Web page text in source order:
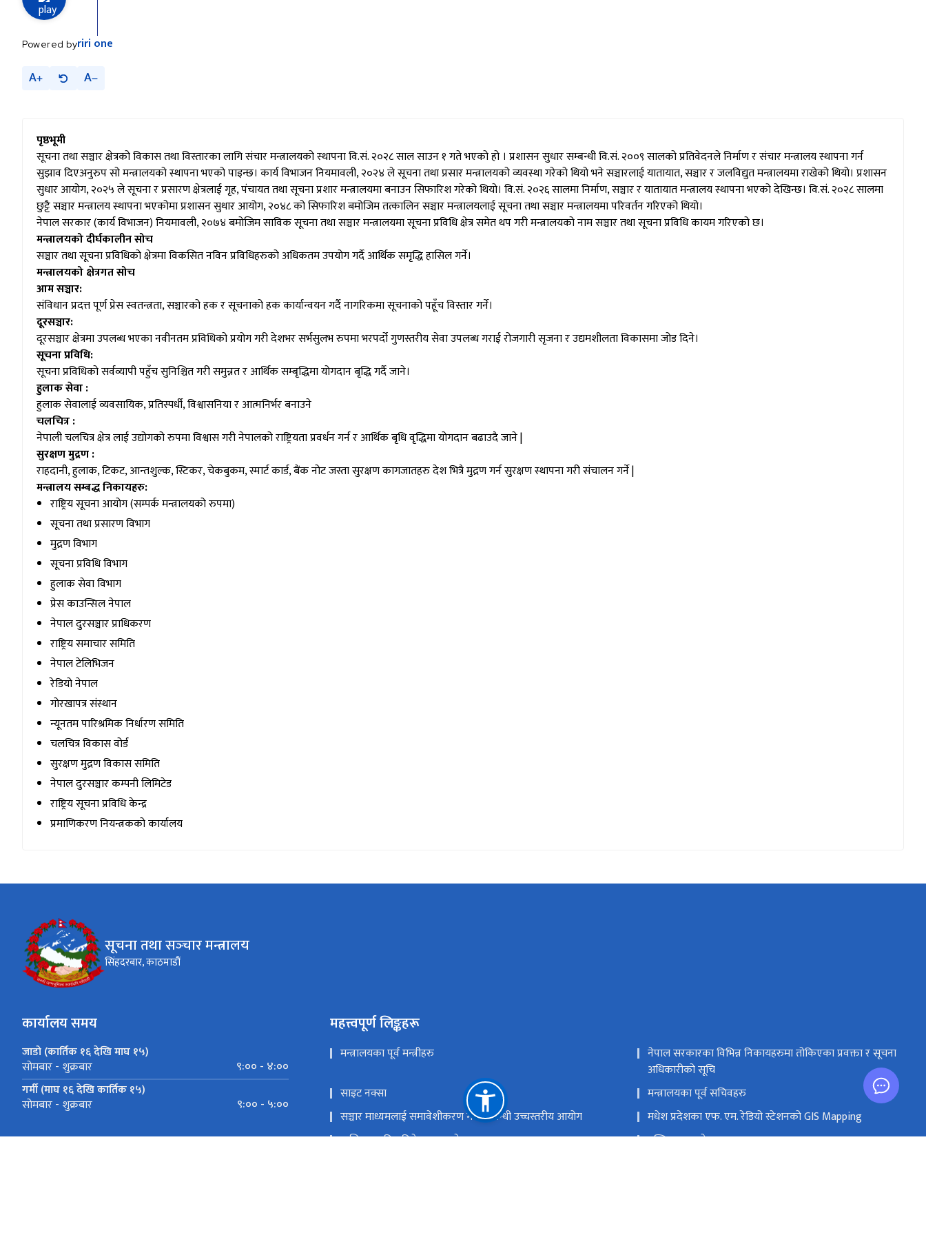
Powered byriri one
A A
पृष्ठभूमी
सूचना तथा सञ्चार क्षेत्रको विकास तथा विस्तारका लागि संचार मन्त्रालयको स्थापना वि.सं. २०२८ साल साउन १ गते भएको हो । प्रशासन सुधार सम्बन्धी वि.सं. २००९ सालको प्रतिवेदनले निर्माण र संचार मन्त्रालय स्थापना गर्न
सुझाव दिएअनुरुप सो मन्त्रालयको स्थापना भएको पाइन्छ। कार्य विभाजन नियमावली, २०२४ ले सूचना तथा प्रसार मन्त्रालयको व्यवस्था गरेको थियो भने सञ्चारलाई यातायात, सञ्चार र जलविद्युत मन्त्रालयमा राखेको थियो। प्रशासन
सुधार आयोग, २०२५ ले सूचना र प्रसारण क्षेत्रलाई गृह, पंचायत तथा सूचना प्रशार मन्त्रालयमा बनाउन सिफारिश गरेको थियो। वि.सं. २०२६ सालमा निर्माण, सञ्चार र यातायात मन्त्रालय स्थापना भएको देखिन्छ। वि.सं. २०२८ सालमा
छुट्टै सञ्चार मन्त्रालय स्थापना भएकोमा प्रशासन सुधार आयोग, २०४८ को सिफारिश बमोजिम तत्कालिन सञ्चार मन्त्रालयलाई सूचना तथा सञ्चार मन्त्रालयमा परिवर्तन गरिएको थियो।
नेपाल सरकार (कार्य विभाजन) नियमावली, २०७४ बमोजिम साविक सूचना तथा सञ्चार मन्त्रालयमा सूचना प्रविधि क्षेत्र समेत थप गरी मन्त्रालयको नाम सञ्चार तथा सूचना प्रविधि कायम गरिएको छ।
मन्त्रालयको दीर्घकालीन सोच
सञ्चार तथा सूचना प्रविधिको क्षेत्रमा विकसित नविन प्रविधिहरुको अधिकतम उपयोग गर्दै आर्थिक समृद्धि हासिल गर्ने।
मन्त्रालयको क्षेत्रगत सोच
आम सञ्चार:
संविधान प्रदत्त पूर्ण प्रेस स्वतन्त्रता, सञ्चारको हक र सूचनाको हक कार्यान्वयन गर्दै नागरिकमा सूचनाको पहूँच विस्तार गर्ने।
दूरसञ्चार:
दूरसञ्चार क्षेत्रमा उपलब्ध भएका नवीनतम प्रविधिको प्रयोग गरी देशभर सर्भसुलभ रुपमा भरपर्दो गुणस्तरीय सेवा उपलब्ध गराई रोजगारी सृजना र उद्यमशीलता विकासमा जोड दिने।
सूचना प्रविधि:
सूचना प्रविधिको सर्वव्यापी पहुँच सुनिश्चित गरी समुन्नत र आर्थिक सम्बृद्धिमा योगदान बृद्धि गर्दै जाने।
हुलाक सेवा :
हुलाक सेवालाई व्यवसायिक, प्रतिस्पर्धी, विश्वासनिया र आत्मनिर्भर बनाउने
चलचित्र :
नेपाली चलचित्र क्षेत्र लाई उद्योगको रुपमा विश्वास गरी नेपालको राष्ट्रियता प्रवर्धन गर्न र आर्थिक बृधि वृद्धिमा योगदान बढाउदै जाने |
सुरक्षण मुद्रण :
राहदानी, हुलाक, टिकट, आन्तशुल्क, स्टिकर, चेकबुकम, स्मार्ट कार्ड, बैंक नोट जस्ता सुरक्षण कागजातहरु देश भित्रै मुद्रण गर्न सुरक्षण स्थापना गरी संचालन गर्ने |
मन्त्रालय सम्बद्ध निकायहरु:
राष्ट्रिय सूचना आयोग (सम्पर्क मन्त्रालयको रुपमा)
सूचना तथा प्रसारण विभाग
मुद्रण विभाग
सूचना प्रविधि विभाग
हुलाक सेवा विभाग
प्रेस काउन्सिल नेपाल
नेपाल दुरसञ्चार प्राधिकरण
राष्ट्रिय समाचार समिति
नेपाल टेलिभिजन
रेडियो नेपाल
गोरखापत्र संस्थान
न्यूनतम पारिश्रमिक निर्धारण समिति
चलचित्र विकास वोर्ड
सुरक्षण मुद्रण विकास समिति
नेपाल दुरसञ्चार कम्पनी लिमिटेड
राष्ट्रिय सूचना प्रविधि केन्द्र
प्रमाणिकरण नियन्त्रकको कार्यालय
सूचना तथा सञ्‍चार मन्त्रालय
सिंहदरबार, काठमाडौं
कार्यालय समय
जाडो (कार्तिक १६ देखि माघ १५)
सोमबार - शुक्रबार
९:०० - ४:००
गर्मी (माघ १६ देखि कार्तिक १५)
सोमबार - शुक्रबार ९:०० - ५:००
महत्त्वपूर्ण लिङ्कहरू
मन्त्रालयका पूर्व मन्त्रीहरु
नेपाल सरकारका विभिन्न निकायहरुमा तोकिएका प्रवक्ता र सूचना
अधिकारीको सूचि
साइट नक्सा
मन्त्रालयका पूर्व सचिवहरु
सञ्चार माध्यमलाई समावेशीकरण गर्ने सम्बन्धी उच्चस्तरीय आयोग
मधेश प्रदेशका एफ. एम. रेडियो स्टेशनको GIS Mapping
मासिक प्रगति प्रतिवेदन पठाउने फरम्याटहरु
मस्तिष्क लाभ केन्द्र